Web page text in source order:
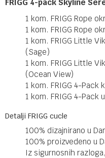
FRIGG 4-pack Skyline
1 kom. FRIGG Rope
1 kom. FRIGG Rope
1 kom. FRIGG Little
(Sage)
1 kom. FRIGG Little
(Ocean View)
1 kom. FRIGG 4-Pack
1 kom. FRIGG 4-Pack
Detalji FRIGG cucle
100% dizajnirano u
100% proizvedeno u
Iz sigurnosnih